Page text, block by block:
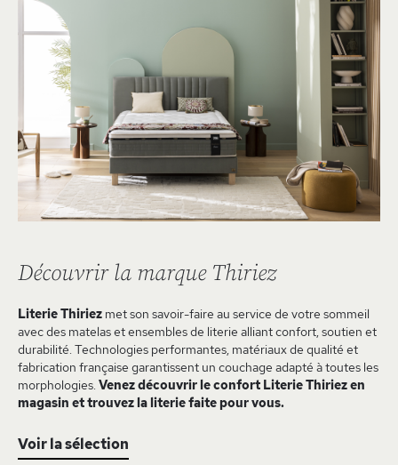
Découvrir la marque Thiriez
Literie Thiriez met son savoir-faire au service de votre sommeil
avec des matelas et ensembles de literie alliant confort, soutien et
durabilité. Technologies performantes, matériaux de qualité et
fabrication française garantissent un couchage adapté à toutes les
morphologies. Venez découvrir le confort Literie Thiriez en
magasin et trouvez la literie faite pour vous.
Voir la sélection